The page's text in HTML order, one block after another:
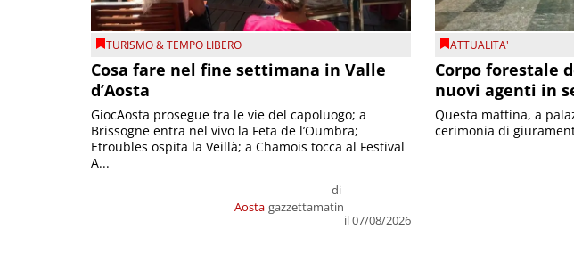
TURISMO & TEMPO LIBERO
Cosa fare nel fine settimana in Valle
d’Aosta
Aosta
di
gazzettamatin
il 07/08/2026
GiocAosta prosegue tra le vie del capoluogo; a
Brissogne entra nel vivo la Feta de l’Oumbra;
Etroubles ospita la Veillà; a Chamois tocca al Festival
A...
ATTUALITA'
Corpo forestale
nuovi agenti in
Questa mattina, a
cerimonia di